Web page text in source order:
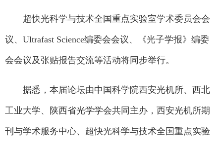
超快光科学与技术全国重点实验室学术委员会会
议、Ultrafast Science编委会会议、《光子学报》编委
会会议及张贴报告交流等活动将同步举行。
据悉，本届论坛由中国科学院西安光机所、西北
工业大学、陕西省光学学会共同主办，西安光机所期
刊与学术服务中心、超快光科学与技术全国重点实验